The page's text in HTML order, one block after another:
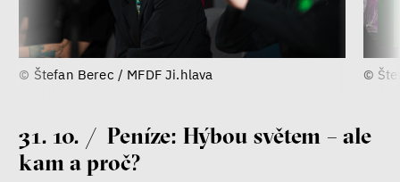
© Štefan Berec / MFDF Ji.hlava ©
31. 10. / Peníze: Hýbou světem – ale
kam a proč?